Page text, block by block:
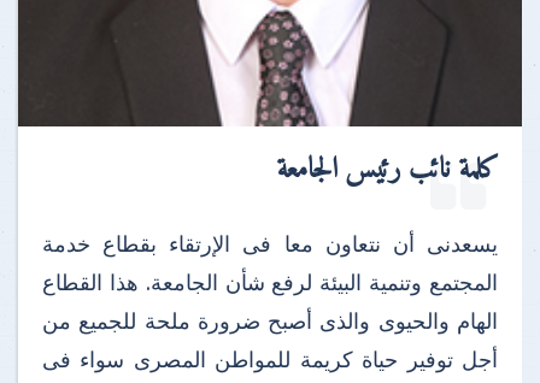
كلمة نائب رئيس الجامعة
يسعدنى أن نتعاون معا فى الإرتقاء بقطاع خدمة
المجتمع وتنمية البيئة لرفع شأن الجامعة. هذا القطاع
الهام والحيوى والذى أصبح ضرورة ملحة للجميع من
أجل توفير حياة كريمة للمواطن المصرى سواء فى